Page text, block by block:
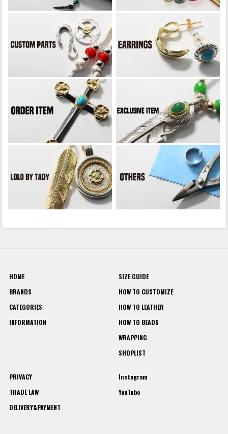
HOME
BRANDS
CATEGORIES
INFORMATION
SIZE GUIDE
HOW TO CUSTOMIZE
HOW TO LEATHER
HOW TO BEADS
WRAPPING
SHOPLIST
PRIVACY
TRADE LAW
DELIVERY&PAYMENT
Instagram
YouTube